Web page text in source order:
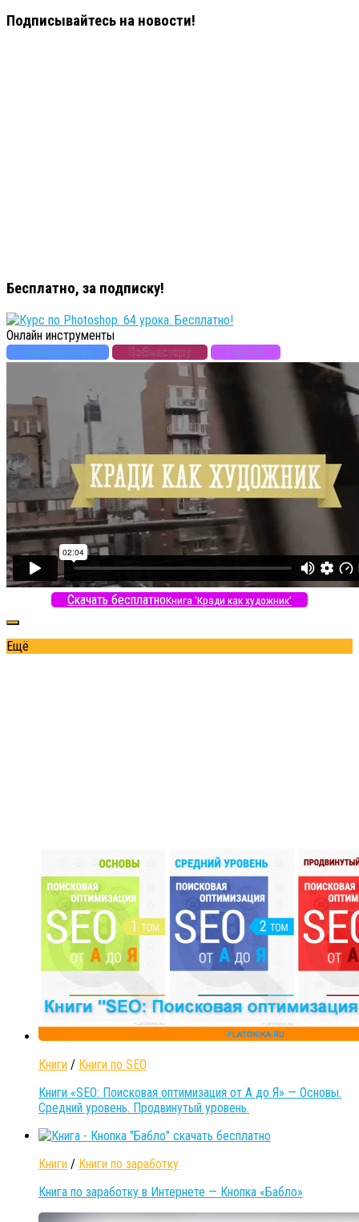
Подписывайтесь на новости!
Бесплатно, за подписку!
Онлайн инструменты
Изображения
Вебмастеру Разное
Скачать бесплатноКнига 'Кради как художник'
Ещё
Книги / Книги по SEO
Книги «SEO: Поисковая оптимизация от А до Я» — Основы.
Средний уровень. Продвинутый уровень.
Книги / Книги по заработку
Книга по заработку в Интернете — Кнопка «Бабло»